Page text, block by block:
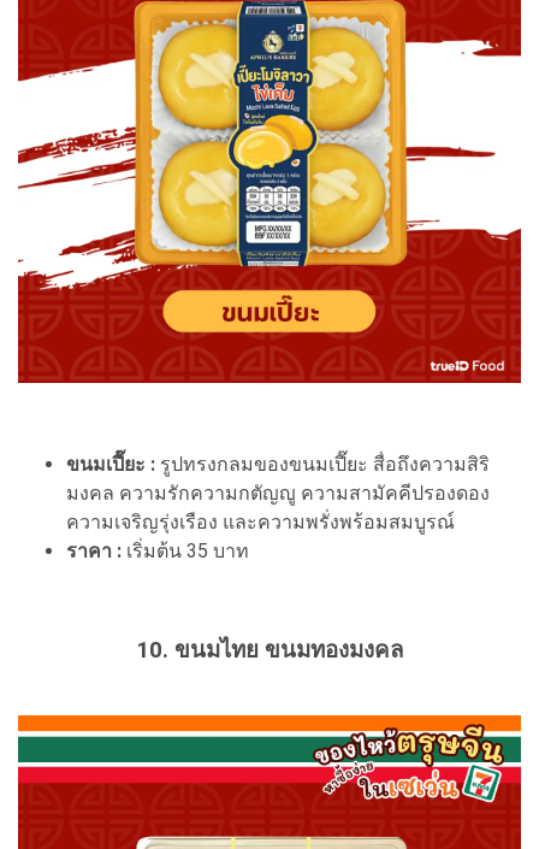
ขนมเปี๊ยะ : รูปทรงกลมของขนมเปี๊ยะ สื่อถึงความสิริ
มงคล ความรักความกตัญญู ความสามัคคีปรองดอง
ความเจริญรุ่งเรือง และความพรั่งพร้อมสมบูรณ์
ราคา : เริ่มต้น 35 บาท
10. ขนมไทย ขนมทองมงคล